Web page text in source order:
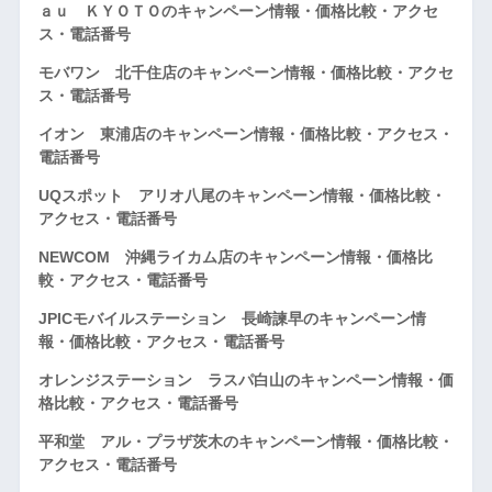
ａｕ ＫＹＯＴＯのキャンペーン情報・価格比較・アクセ
ス・電話番号
モバワン 北千住店のキャンペーン情報・価格比較・アクセ
ス・電話番号
イオン 東浦店のキャンペーン情報・価格比較・アクセス・
電話番号
UQスポット アリオ八尾のキャンペーン情報・価格比較・
アクセス・電話番号
NEWCOM 沖縄ライカム店のキャンペーン情報・価格比
較・アクセス・電話番号
JPICモバイルステーション 長崎諫早のキャンペーン情
報・価格比較・アクセス・電話番号
オレンジステーション ラスパ白山のキャンペーン情報・価
格比較・アクセス・電話番号
平和堂 アル・プラザ茨木のキャンペーン情報・価格比較・
アクセス・電話番号